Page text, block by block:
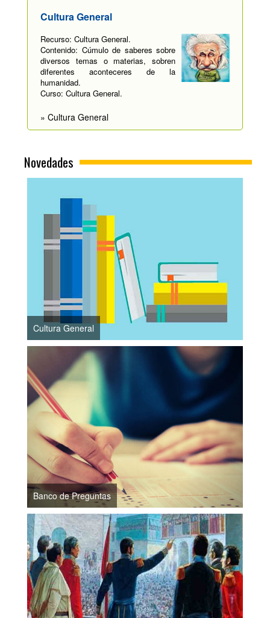
Cultura General
Recurso: Cultura General.
Contenido: Cúmulo de saberes sobre
diversos temas o materias, sobren
diferentes aconteceres de la
humanidad.
Curso: Cultura General.
» Cultura General
Novedades
Cultura General
Banco de Preguntas